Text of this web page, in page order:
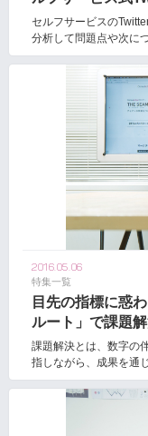
セルフサービスの
分析して問題点や次に
2016.05.06
特集一覧
目先の指標に惑
ルート」で課題
課題解決とは、数字の
指しながら、成果を通